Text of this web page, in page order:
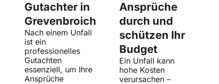
Gutachter in
Grevenbroich
Nach einem Unfall
ist ein
professionelles
Gutachten
essenziell, um Ihre
Ansprüche
Ansprüche
durch und
schützen Ihr
Budget
Ein Unfall kann
hohe Kosten
verursachen –